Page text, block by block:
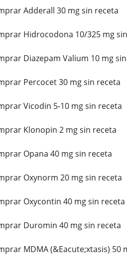
Adderall 30 mg sin receta
Hidrocodona 10/325 mg
Diazepam Valium 10 mg
Percocet 30 mg sin receta
Vicodin 5-10 mg sin receta
Klonopin 2 mg sin receta
Opana 40 mg sin receta
Oxynorm 20 mg sin receta
Oxycontin 40 mg sin receta
Duromin 40 mg sin receta
MDMA (&Eacute;xtasis) 50